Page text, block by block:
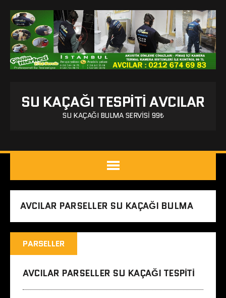
SU KAÇAĞI TESPITI AVCILAR
SU KAÇAĞI BULMA SERVISI 99₺
AVCILAR PARSELLER SU KAÇAĞI BULMA
PARSELLER
AVCILAR PARSELLER SU KAÇAĞI TESPITI